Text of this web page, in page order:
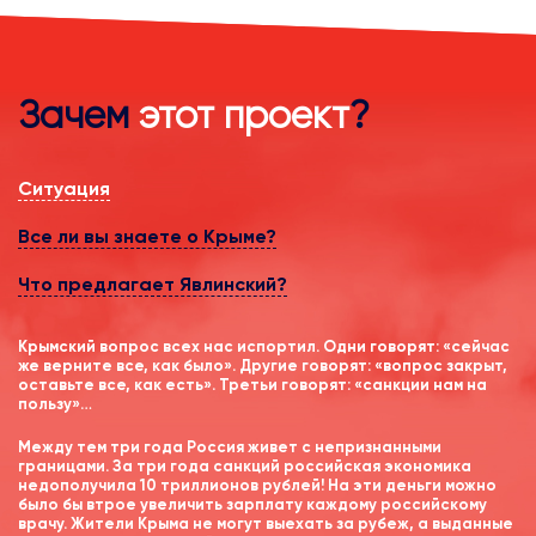
Зачем этот проект?
Ситуация
Все ли вы знаете о Крыме?
Что предлагает Явлинский?
Крымский вопрос всех нас испортил. Одни говорят: «сейчас
же верните все, как было». Другие говорят: «вопрос закрыт,
оставьте все, как есть». Третьи говорят: «санкции нам на
пользу»…
Между тем три года Россия живет с непризнанными
границами. За три года санкций российская экономика
недополучила 10 триллионов рублей! На эти деньги можно
было бы втрое увеличить зарплату каждому российскому
врачу. Жители Крыма не могут выехать за рубеж, а выданные